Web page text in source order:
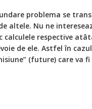
problema se
altele. Nu ne
calculele respective
de ele. Astfel în
(future) care va